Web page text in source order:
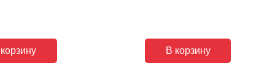
В корзину